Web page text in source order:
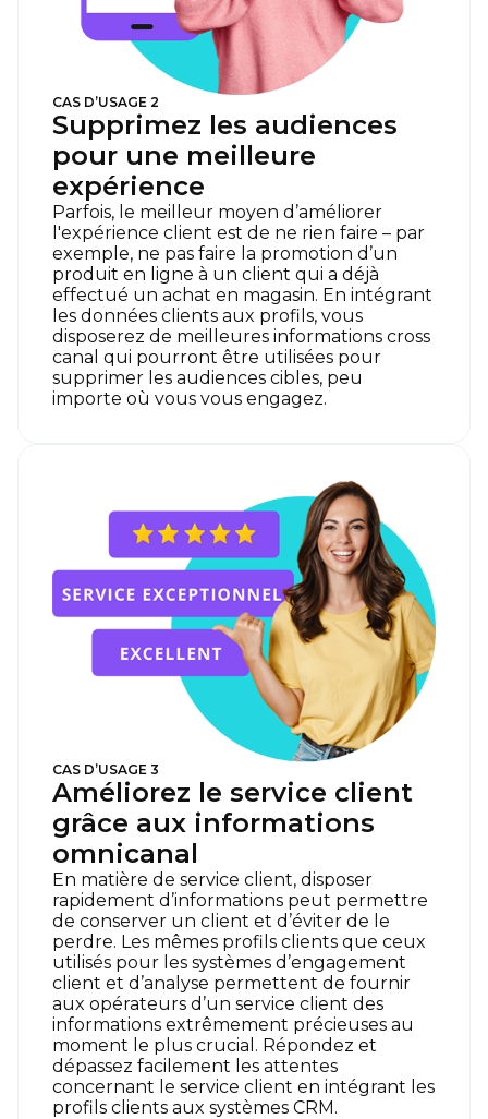
CAS D’USAGE 2
Supprimez les audiences
pour une meilleure
expérience
Parfois, le meilleur moyen d’améliorer
l'expérience client est de ne rien faire – par
exemple, ne pas faire la promotion d’un
produit en ligne à un client qui a déjà
effectué un achat en magasin. En intégrant
les données clients aux profils, vous
disposerez de meilleures informations cross
canal qui pourront être utilisées pour
supprimer les audiences cibles, peu
importe où vous vous engagez.
CAS D’USAGE 3
Améliorez le service client
grâce aux informations
omnicanal
En matière de service client, disposer
rapidement d’informations peut permettre
de conserver un client et d’éviter de le
perdre. Les mêmes profils clients que ceux
utilisés pour les systèmes d’engagement
client et d’analyse permettent de fournir
aux opérateurs d’un service client des
informations extrêmement précieuses au
moment le plus crucial. Répondez et
dépassez facilement les attentes
concernant le service client en intégrant les
profils clients aux systèmes CRM.